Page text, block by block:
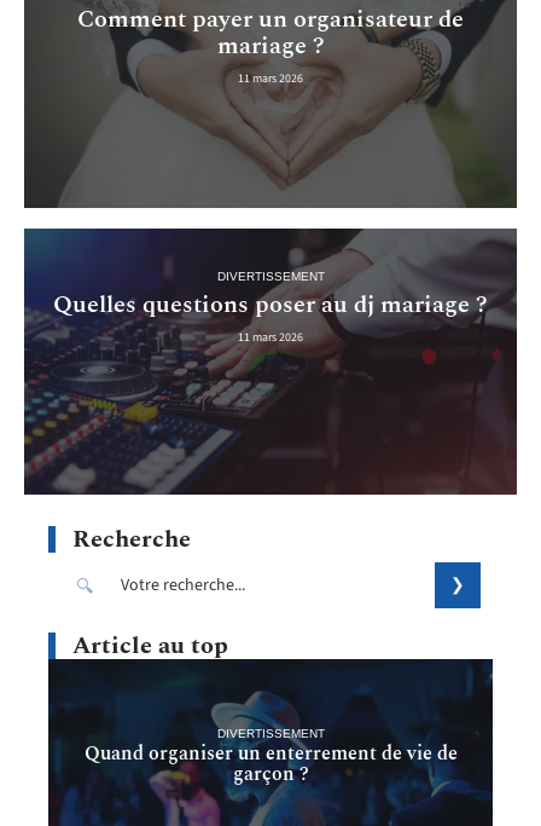
Comment payer un organisateur de
mariage ?
11 mars 2026
DIVERTISSEMENT
Quelles questions poser au dj mariage ?
11 mars 2026
Recherche
Article au top
DIVERTISSEMENT
Quand organiser un enterrement de vie de
garçon ?